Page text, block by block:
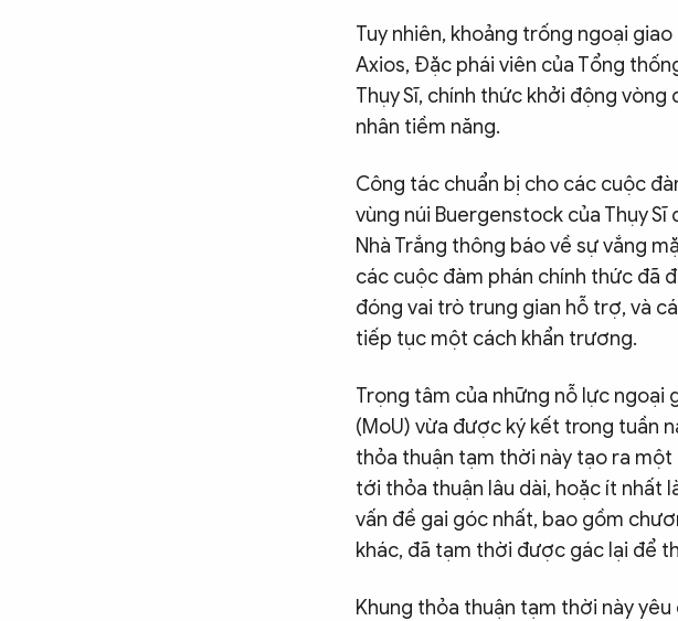
Tuy nhiên, khoảng trống ngoại
Axios, Đặc phái viên của Tổng
Thụy Sĩ, chính thức khởi động
nhân tiềm năng.
Công tác chuẩn bị cho các cuộc
vùng núi Buergenstock của Thụy
Nhà Trắng thông báo về sự vắng
các cuộc đàm phán chính thức đã
đóng vai trò trung gian hỗ trợ, và
tiếp tục một cách khẩn trương.
Trọng tâm của những nỗ lực ngoại
(MoU) vừa được ký kết trong tuần
thỏa thuận tạm thời này tạo ra
tới thỏa thuận lâu dài, hoặc ít nhất
vấn đề gai góc nhất, bao gồm
khác, đã tạm thời được gác lại để
Khung thỏa thuận tạm thời này